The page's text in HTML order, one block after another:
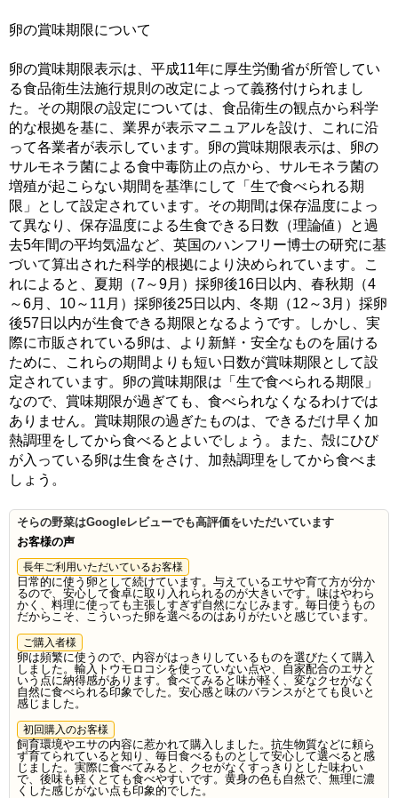
卵の賞味期限について
卵の賞味期限表示は、平成11年に厚生労働省が所管してい
る食品衛生法施行規則の改定によって義務付けられまし
た。その期限の設定については、食品衛生の観点から科学
的な根拠を基に、業界が表示マニュアルを設け、これに沿
って各業者が表示しています。卵の賞味期限表示は、卵の
サルモネラ菌による食中毒防止の点から、サルモネラ菌の
増殖が起こらない期間を基準にして「生で食べられる期
限」として設定されています。その期間は保存温度によっ
て異なり、保存温度による生食できる日数（理論値）と過
去5年間の平均気温など、英国のハンフリー博士の研究に基
づいて算出された科学的根拠により決められています。こ
れによると、夏期（7～9月）採卵後16日以内、春秋期（4
～6月、10～11月）採卵後25日以内、冬期（12～3月）採卵
後57日以内が生食できる期限となるようです。しかし、実
際に市販されている卵は、より新鮮・安全なものを届ける
ために、これらの期間よりも短い日数が賞味期限として設
定されています。卵の賞味期限は「生で食べられる期限」
なので、賞味期限が過ぎても、食べられなくなるわけでは
ありません。賞味期限の過ぎたものは、できるだけ早く加
熱調理をしてから食べるとよいでしょう。また、殻にひび
が入っている卵は生食をさけ、加熱調理をしてから食べま
しょう。
そらの野菜はGoogleレビューでも高評価をいただいています
お客様の声
長年ご利用いただいているお客様
日常的に使う卵として続けています。与えているエサや育て方が分か
るので、安心して食卓に取り入れられるのが大きいです。味はやわら
かく、料理に使っても主張しすぎず自然になじみます。毎日使うもの
だからこそ、こういった卵を選べるのはありがたいと感じています。
ご購入者様
卵は頻繁に使うので、内容がはっきりしているものを選びたくて購入
しました。輸入トウモロコシを使っていない点や、自家配合のエサと
いう点に納得感があります。食べてみると味が軽く、変なクセがなく
自然に食べられる印象でした。安心感と味のバランスがとても良いと
感じました。
初回購入のお客様
飼育環境やエサの内容に惹かれて購入しました。抗生物質などに頼ら
ず育てられていると知り、毎日食べるものとして安心して選べると感
じました。実際に食べてみると、クセがなくすっきりとした味わい
で、後味も軽くとても食べやすいです。黄身の色も自然で、無理に濃
くした感じがない点も印象的でした。